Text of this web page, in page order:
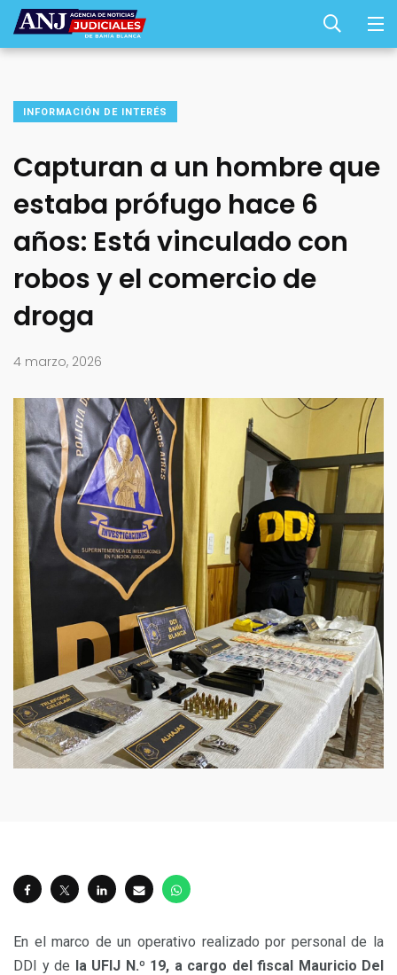
INFORMACIÓN DE INTERÉS
Capturan a un hombre que
estaba prófugo hace 6
años: Está vinculado con
robos y el comercio de
droga
4 marzo, 2026
En el marco de un operativo realizado por personal de la
DDI y de la UFIJ N.º 19, a cargo del fiscal Mauricio Del